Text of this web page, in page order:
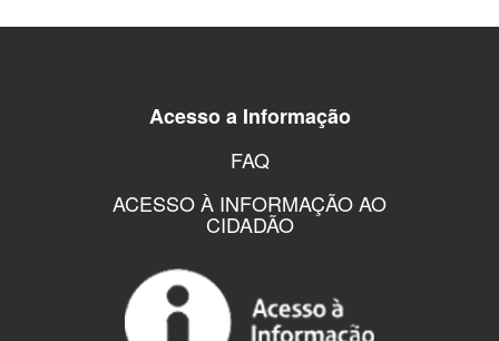
Acesso a Informação
FAQ
ACESSO À INFORMAÇÃO AO
CIDADÃO